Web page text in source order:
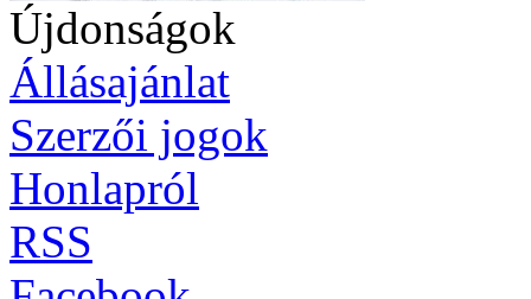
Újdonságok
Állásajánlat
Szerzői jogok
Honlapról
RSS